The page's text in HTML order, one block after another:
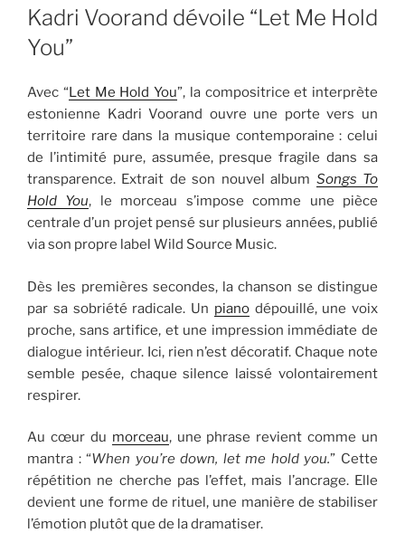
LE
Kadri Voorand dévoile “Let Me Hold
You”
Avec “Let Me Hold You”, la compositrice et interprète
estonienne Kadri Voorand ouvre une porte vers un
territoire rare dans la musique contemporaine : celui
de l’intimité pure, assumée, presque fragile dans sa
transparence. Extrait de son nouvel album Songs To
Hold You, le morceau s’impose comme une pièce
centrale d’un projet pensé sur plusieurs années, publié
via son propre label Wild Source Music.
Dès les premières secondes, la chanson se distingue
par sa sobriété radicale. Un pianodépouillé, une voix
proche, sans artifice, et une impression immédiate de
dialogue intérieur. Ici, rien n’est décoratif. Chaque note
semble pesée, chaque silence laissé volontairement
respirer.
Au cœur du morceau, une phrase revient comme un
mantra : “When you’re down, let me hold you.” Cette
répétition ne cherche pas l’effet, mais l’ancrage. Elle
devient une forme de rituel, une manière de stabiliser
l’émotion plutôt que de la dramatiser.